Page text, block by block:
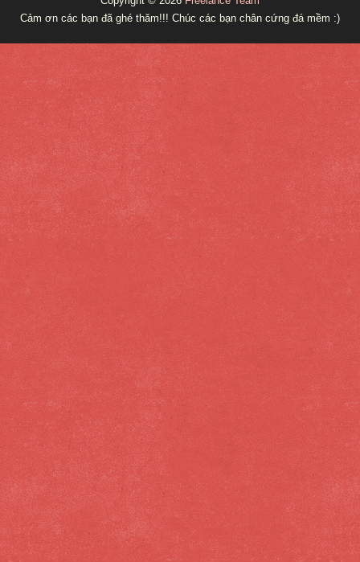
Cảm ơn các bạn đã ghé thăm!!! Chúc các bạn chân cứng đá mềm :)